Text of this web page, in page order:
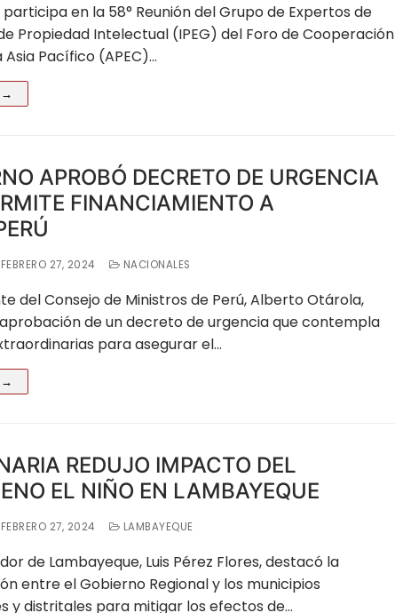
participa en la 58° Reunión del Grupo de Expertos de
Propiedad Intelectual (IPEG) del Foro de Cooperación
Pacífico (APEC)…
→
APROBÓ DECRETO DE URGENCIA
FINANCIAMIENTO A
FEBRERO 27, 2024 NACIONALES
del Consejo de Ministros de Perú, Alberto Otárola,
de un decreto de urgencia que contempla
para asegurar el…
→
REDUJO IMPACTO DEL
EL NIÑO EN LAMBAYEQUE
FEBRERO 27, 2024 LAMBAYEQUE
de Lambayeque, Luis Pérez Flores, destacó la
entre el Gobierno Regional y los municipios
y distritales para mitigar los efectos de…